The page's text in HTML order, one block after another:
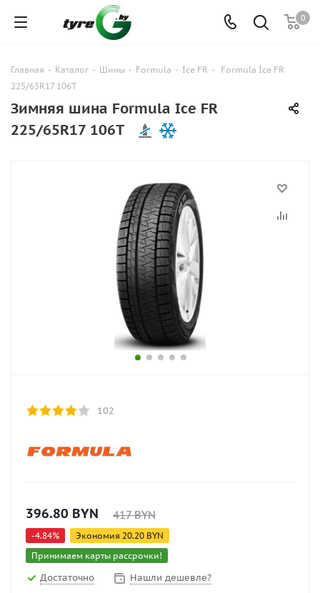
0
Главная - Каталог - Шины - Formula - Ice FR -
Formula Ice FR
225/65R17 106T
Зимняя шина Formula Ice FR
225/65R17 106T
102
396.80 BYN 417BYN
-4.84% Экономия 20.20 BYN
Принимаем карты рассрочки!
Достаточно Нашли дешевле?